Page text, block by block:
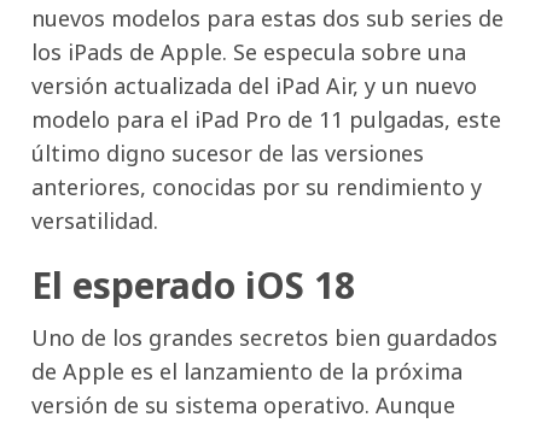
nuevos modelos para estas dos sub series de
los iPads de Apple. Se especula sobre una
versión actualizada del iPad Air, y un nuevo
modelo para el iPad Pro de 11 pulgadas, este
último digno sucesor de las versiones
anteriores, conocidas por su rendimiento y
versatilidad.
El esperado iOS 18
Uno de los grandes secretos bien guardados
de Apple es el lanzamiento de la próxima
versión de su sistema operativo. Aunque